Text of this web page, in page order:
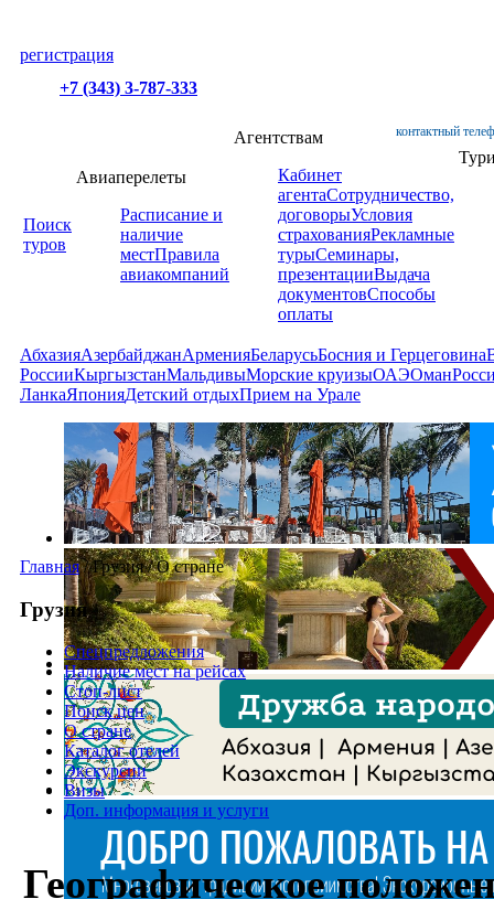
регистрация
+7 (343) 3-787-333
контактный
Поиск
туров
Авиаперелеты
Расписание и
наличие
местПравила
авиакомпаний
Агентствам
Кабинет
агентаСотрудничество,
договорыУсловия
страхованияРекламные
турыСеминары,
презентацииВыдача
документовСпособы
оплаты
АбхазияАзербайджанАрменияБеларусьБосния и Герцеговина
РоссииКыргызстанМальдивыМорские круизыОАЭОман
ЛанкаЯпонияДетский отдыхПрием на Урале
Главная /Грузия/О стране
Грузия
Спецпредложения
Наличие мест на рейсах
Стоп-лист
Поиск цен
О стране
Каталог отелей
Экскурсии
Визы
Доп. информация и услуги
Географическое